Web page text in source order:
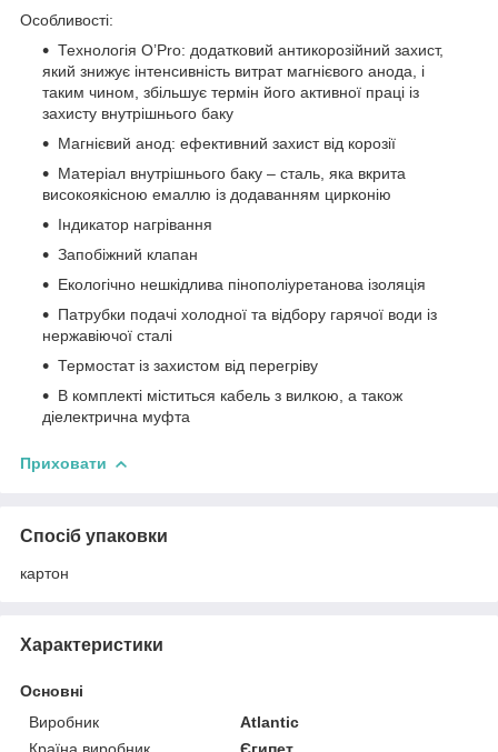
Особливості:
Технологія O’Pro: додатковий антикорозійний захист,
який знижує інтенсивність витрат магнієвого анода, і
таким чином, збільшує термін його активної праці із
захисту внутрішнього баку
Магнієвий анод: ефективний захист від корозії
Матеріал внутрішнього баку – сталь, яка вкрита
високоякісною емаллю із додаванням цирконію
Індикатор нагрівання
Запобіжний клапан
Екологічно нешкідлива пінополіуретанова ізоляція
Патрубки подачі холодної та відбору гарячої води із
нержавіючої сталі
Термостат із захистом від перегріву
В комплекті міститься кабель з вилкою, а також
діелектрична муфта
Приховати
Спосіб упаковки
картон
Характеристики
Основні
Виробник
Atlantic
Країна виробник
Єгипет